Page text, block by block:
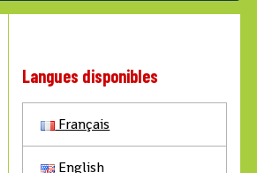
Langues disponibles
Français
English